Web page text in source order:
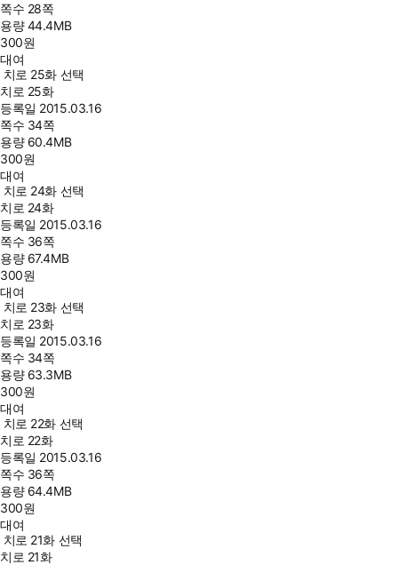
쪽수 28쪽
용량44.4MB
300원
대여
치로 25화 선택
치로 25화
등록일 2015.03.16
쪽수 34쪽
용량 60.4MB
300원
대여
치로 24화 선택
치로 24화
등록일 2015.03.16
쪽수 36쪽
용량 67.4MB
300원
대여
치로 23화 선택
치로 23화
등록일 2015.03.16
쪽수 34쪽
용량 63.3MB
300원
대여
치로 22화 선택
치로 22화
등록일 2015.03.16
쪽수 36쪽
용량 64.4MB
300원
대여
치로 21화 선택
치로 21화